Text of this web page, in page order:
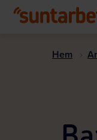
Hem